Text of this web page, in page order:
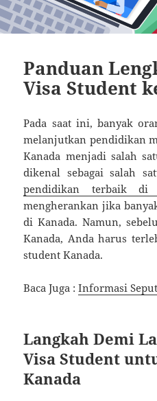
Panduan
Visa Student
Pada saat ini, banyak
melanjutkan pendidikan
Kanada menjadi salah
dikenal sebagai salah
pendidikan terbaik di
mengherankan jika
di Kanada. Namun,
Kanada, Anda harus
student Kanada.
Baca Juga :Informasi
Langkah Demi
Visa Student
Kanada